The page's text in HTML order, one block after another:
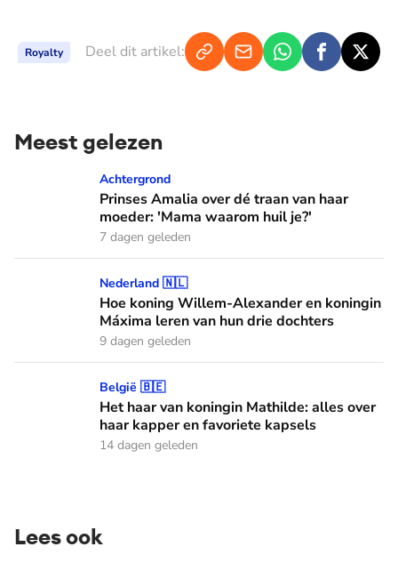
Royalty Deel dit artikel:
Meest gelezen
Prinses Amalia over dé traan van haar moeder: 'Mama
Achtergrond
Prinses Amalia over dé traan van haar
moeder: 'Mama waarom huil je?'
7 dagen geleden
Hoe koning Willem-Alexander en koningin Máxima leren
Nederland 🇳🇱
Hoe koning Willem-Alexander en koningin
Máxima leren van hun drie dochters
9 dagen geleden
Het haar van koningin Mathilde: alles over haar kapper en
België 🇧🇪
Het haar van koningin Mathilde: alles over
haar kapper en favoriete kapsels
14 dagen geleden
Lees ook